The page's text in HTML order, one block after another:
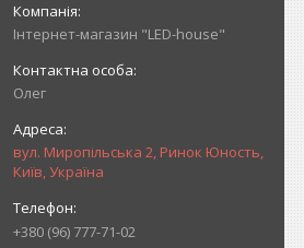
Інтернет-магазин "LED-house"
Олег
вул. Миропільська 2, Ринок Юность,
Київ, Україна
+380 (96) 777-71-02